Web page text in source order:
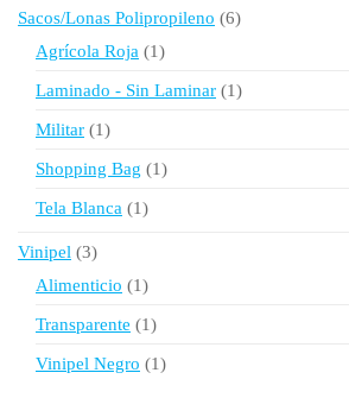
Sacos/Lonas Polipropileno
66
Agrícola Roja 11
Laminado - Sin Laminar 11
Militar 11
Shopping Bag 11
Tela Blanca 11
Vinipel 33
productos
Alimenticio 11
Transparente 11
Vinipel Negro 11